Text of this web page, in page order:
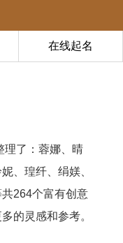
在线起名
理了：蓉娜、晴
、瑝纤、绢媄、
264个富有创意
的灵感和参考。